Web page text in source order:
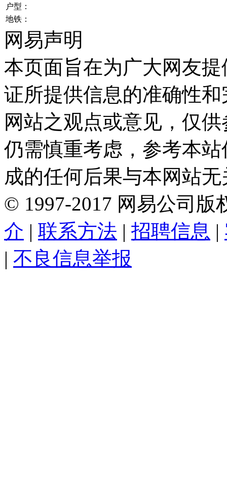
户型：
地铁：
网易声明
本页面旨在为广大网友
证所提供信息的准确性
网站之观点或意见，仅
仍需慎重考虑，参考本
成的任何后果与本网站
© 1997-2017 网易公司版
介 | 联系方法 | 招聘信息 |
| 不良信息举报